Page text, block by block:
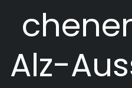
Alz-